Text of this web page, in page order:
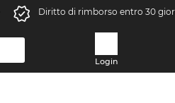
Diritto di rimborso entro 30
Login